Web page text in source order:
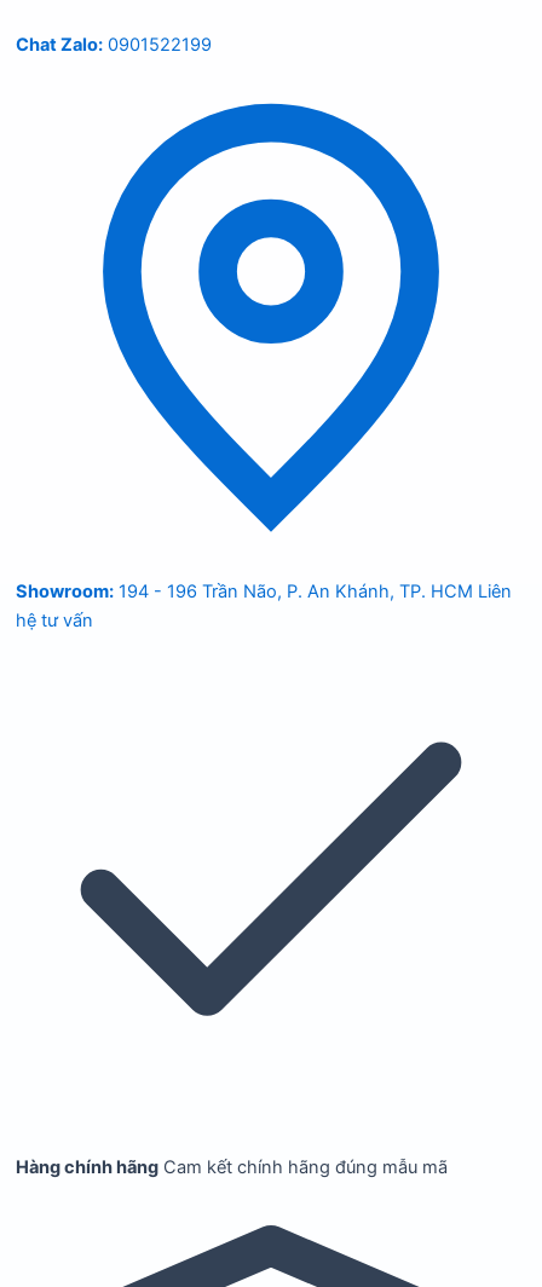
Chat Zalo: 0901522199
Showroom: 194 - 196 Trần Não, P. An Khánh, TP. HCM Liên
hệ tư vấn
Hàng chính hãng Cam kết chính hãng đúng mẫu mã